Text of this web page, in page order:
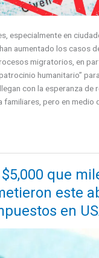
especialmente en
aumentado los casos
migratorios, en
humanitario”
con la esperanza de
familiares, pero en medio
que
este
en